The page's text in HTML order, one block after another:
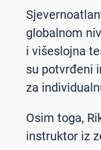
globalnom
i višeslojna
su potvrđeni
za
Osim toga,
instruktor iz